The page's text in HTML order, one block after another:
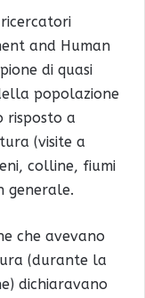
and Human
di quasi
popolazione
risposto a
(visite a
colline, fiumi
generale.
che avevano
(durante la
dichiaravano